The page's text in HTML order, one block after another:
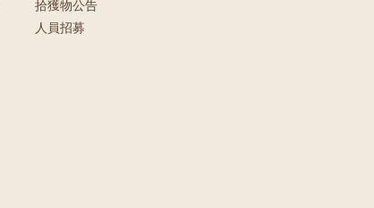
拾獲物公告
人員招募